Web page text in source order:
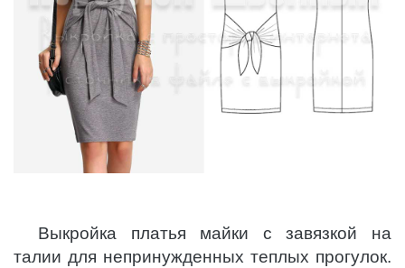
Выкройка платья майки с завязкой на
талии для непринужденных теплых прогулок.